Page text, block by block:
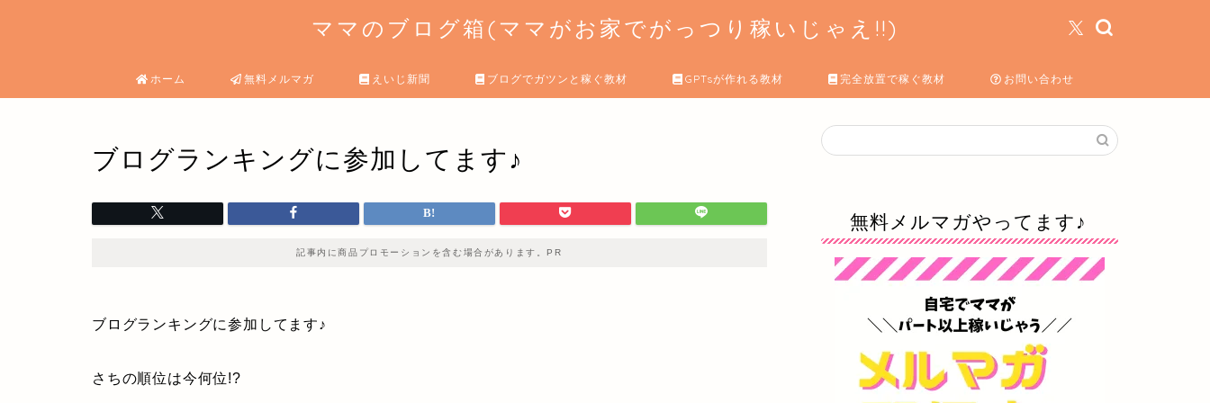
ママのブログ箱(ママがお家でがっつり稼いじゃえ!!)
ホーム 無料メルマガ えいじ新聞 ブログでガツンと稼ぐ教材 GPTsが作れる教材 完全放置で稼ぐ教材 お問い合わせ
ブログランキングに参加してます♪
記事内に商品プロモーションを含む場合があります。PR
ブログランキングに参加してます♪
さちの順位は今何位!?
無料メルマガやってます♪